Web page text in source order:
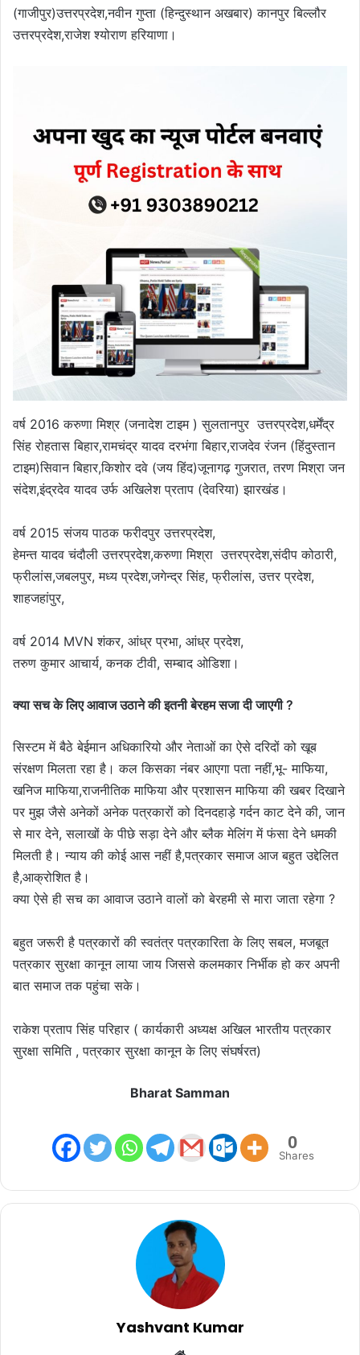
(गाजीपुर)उत्तरप्रदेश,नवीन गुप्ता (हिन्दुस्थान अखबार) कानपुर बिल्लौर
उत्तरप्रदेश,राजेश श्योराण हरियाणा।
वर्ष 2016 करुणा मिश्र (जनादेश टाइम ) सुलतानपुर उत्तरप्रदेश,धर्मेंद्र
सिंह रोहतास बिहार,रामचंद्र यादव दरभंगा बिहार,राजदेव रंजन (हिंदुस्तान
टाइम)सिवान बिहार,किशोर दवे (जय हिंद)जूनागढ़ गुजरात, तरण मिश्रा जन
संदेश,इंद्रदेव यादव उर्फ अखिलेश प्रताप (देवरिया) झारखंड।
वर्ष 2015 संजय पाठक फरीदपुर उत्तरप्रदेश,
हेमन्त यादव चंदौली उत्तरप्रदेश,करुणा मिश्रा उत्तरप्रदेश,संदीप कोठारी,
फ्रीलांस,जबलपुर, मध्य प्रदेश,जगेन्द्र सिंह, फ्रीलांस, उत्तर प्रदेश,
शाहजहांपुर,
वर्ष 2014 MVN शंकर, आंध्र प्रभा, आंध्र प्रदेश,
तरुण कुमार आचार्य, कनक टीवी, सम्बाद ओडिशा।
क्या सच के लिए आवाज उठाने की इतनी बेरहम सजा दी जाएगी ?
सिस्टम में बैठे बेईमान अधिकारियो और नेताओं का ऐसे दरिदों को खूब
संरक्षण मिलता रहा है। कल किसका नंबर आएगा पता नहीं,भू- माफिया,
खनिज माफिया,राजनीतिक माफिया और प्रशासन माफिया की खबर दिखाने
पर मुझ जैसे अनेकों अनेक पत्रकारों को दिनदहाड़े गर्दन काट देने की, जान
से मार देने, सलाखों के पीछे सड़ा देने और ब्लैक मेलिंग में फंसा देने धमकी
मिलती है। न्याय की कोई आस नहीं है,पत्रकार समाज आज बहुत उद्देलित
है,आक्रोशित है।
क्या ऐसे ही सच का आवाज उठाने वालों को बेरहमी से मारा जाता रहेगा ?
बहुत जरूरी है पत्रकारों की स्वतंत्र पत्रकारिता के लिए सबल, मजबूत
पत्रकार सुरक्षा कानून लाया जाय जिससे कलमकार निर्भीक हो कर अपनी
बात समाज तक पहुंचा सके।
राकेश प्रताप सिंह परिहार ( कार्यकारी अध्यक्ष अखिल भारतीय पत्रकार
सुरक्षा समिति , पत्रकार सुरक्षा कानून के लिए संघर्षरत)
Bharat Samman
0
Shares
Yashvant Kumar